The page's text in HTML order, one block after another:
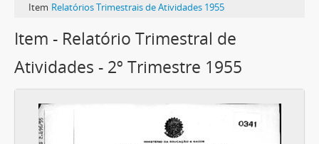
Item Relatórios Trimestrais de Atividades 1955
Item - Relatório Trimestral de
Atividades - 2º Trimestre 1955